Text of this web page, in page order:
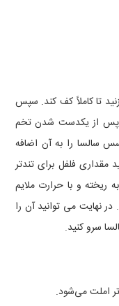
تا کاملاً کف کند. سپس
پس از یکدست شدن تخم
سالسا را به آن اضافه
مقداری فلفل برای تندتر
ریخته و با حرارت ملایم
بپزد. در نهایت می‌ توانید آن را
سرو کنید.
‌تر املت می‌شود.